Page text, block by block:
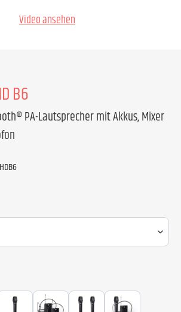
Video ansehen
B6
PA-Lautsprecher mit Akkus, Mixer